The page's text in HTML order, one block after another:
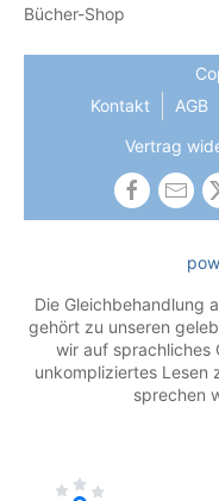
Bücher-Shop
Kontakt
AGB
Vertrag
Die Gleichbehandlung
gehört zu unseren
wir auf sprachliches
unkompliziertes Lesen
sprechen